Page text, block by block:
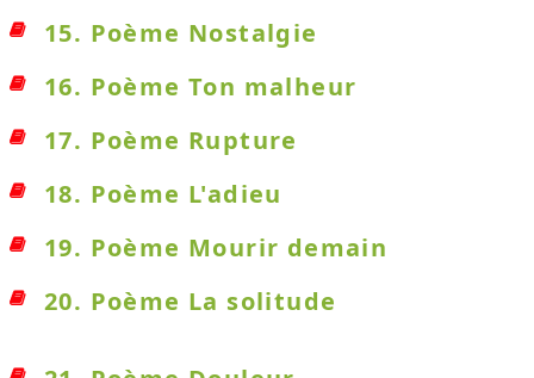
15. Poème Nostalgie
16. Poème Ton malheur
17. Poème Rupture
18. Poème L'adieu
19. Poème Mourir demain
20. Poème La solitude